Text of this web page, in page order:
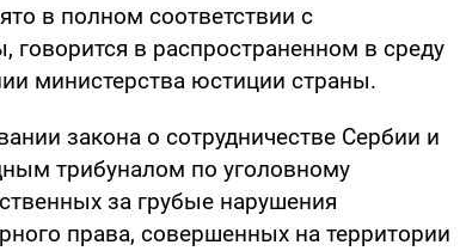
в полном соответствии с
говорится в распространенном в среду
министерства юстиции страны.
закона о сотрудничестве Сербии и
трибуналом по уголовному
за грубые нарушения
права, совершенных на территории